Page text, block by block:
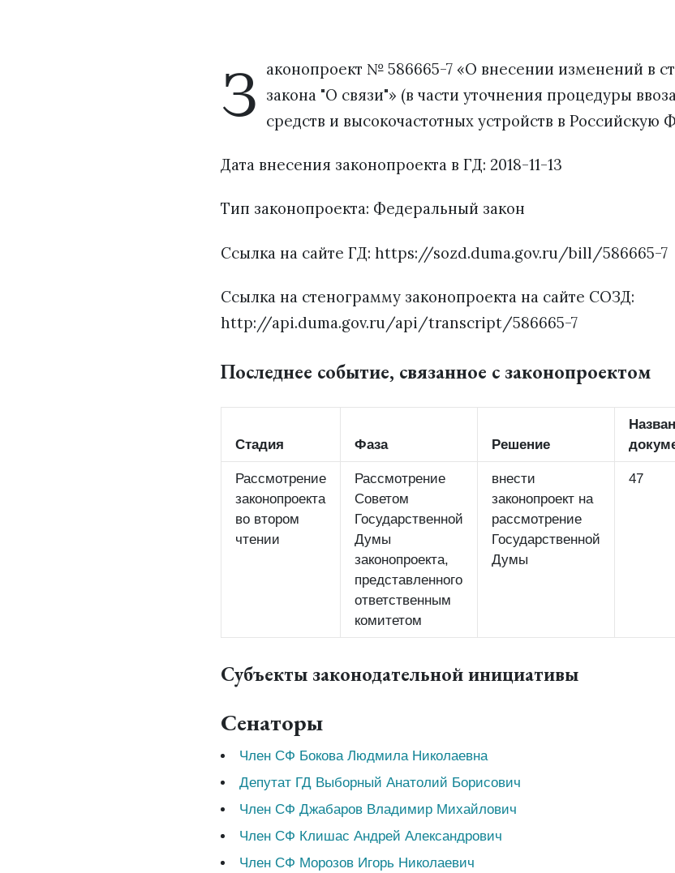
З аконопроект № 586665-7 «О внесении изменений в
закона "О связи"» (в части уточнения процедуры
средств и высокочастотных устройств в Российскую
Дата внесения законопроекта в ГД: 2018-11-13
Тип законопроекта: Федеральный закон
Ссылка на сайте ГД: https://sozd.duma.gov.ru/bill/586665-7
Ссылка на стенограмму законопроекта на сайте СОЗД:
http://api.duma.gov.ru/api/transcript/586665-7
Последнее событие, связанное с законопроектом
Стадия Фаза Решение
Рассмотрение
законопроекта
во втором
чтении
Рассмотрение
Советом
Государственной
Думы
законопроекта,
представленного
ответственным
комитетом
внести
законопроект на
рассмотрение
Государственной
Думы
47
Субъекты законодательной инициативы
Сенаторы
Член СФ Бокова Людмила Николаевна
Депутат ГД Выборный Анатолий Борисович
Член СФ Джабаров Владимир Михайлович
Член СФ Клишас Андрей Александрович
Член СФ Морозов Игорь Николаевич